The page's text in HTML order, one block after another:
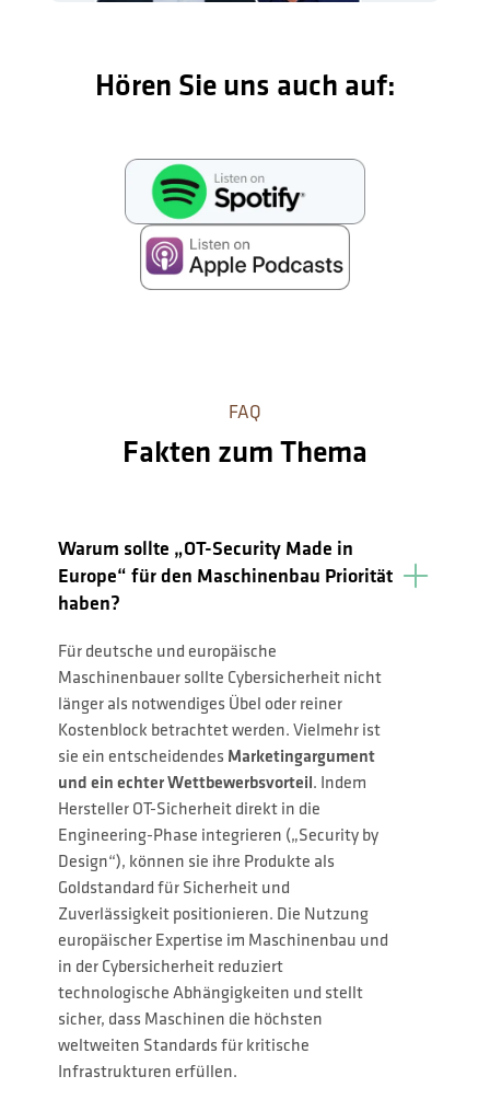
Hören Sie uns auch auf:
FAQ
Fakten zum Thema
Warum sollte „OT-Security Made in
Europe“ für den Maschinenbau Priorität
haben?
Für deutsche und europäische
Maschinenbauer sollte Cybersicherheit nicht
länger als notwendiges Übel oder reiner
Kostenblock betrachtet werden. Vielmehr ist
sie ein entscheidendes Marketingargument
und ein echter Wettbewerbsvorteil. Indem
Hersteller OT-Sicherheit direkt in die
Engineering-Phase integrieren („Security by
Design“), können sie ihre Produkte als
Goldstandard für Sicherheit und
Zuverlässigkeit positionieren. Die Nutzung
europäischer Expertise im Maschinenbau und
in der Cybersicherheit reduziert
technologische Abhängigkeiten und stellt
sicher, dass Maschinen die höchsten
weltweiten Standards für kritische
Infrastrukturen erfüllen.